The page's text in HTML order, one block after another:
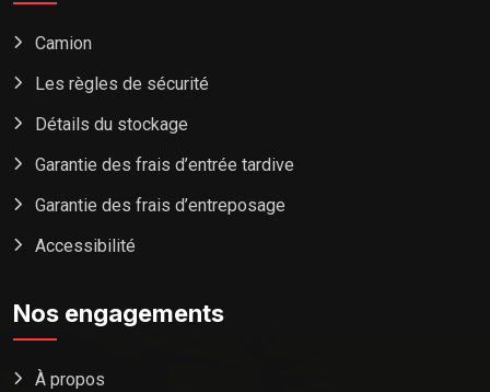
Camion
Les règles de sécurité
Détails du stockage
Garantie des frais d’entrée tardive
Garantie des frais d’entreposage
Accessibilité
Nos engagements
À propos